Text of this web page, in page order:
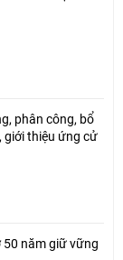
phân công, bổ
giới thiệu ứng cử
50 năm giữ vững